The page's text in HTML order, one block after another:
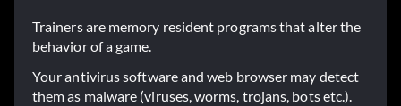
Trainers are memory resident programs that alter the
behavior of a game.
Your antivirus software and web browser may detect
them as malware (viruses, worms, trojans, bots etc.).